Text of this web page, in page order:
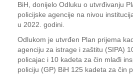
BiH, donijelo Odluku o utvrđivanju
policijske agencije na nivou
u 2022. godini.
Odlukom je utvrđen Plan prijema
agenciju za istrage i zaštitu (SIPA)
policajac i 10 kadeta za čin mlađi
policiju (GP) BiH 125 kadeta za čin